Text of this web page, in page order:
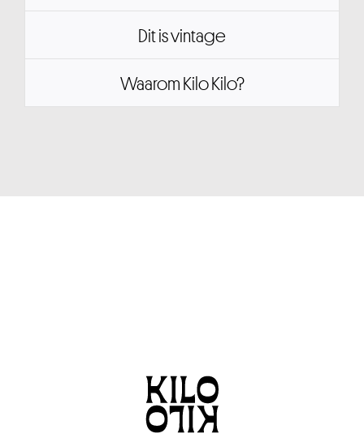
Dit is vintage
Waarom Kilo Kilo?